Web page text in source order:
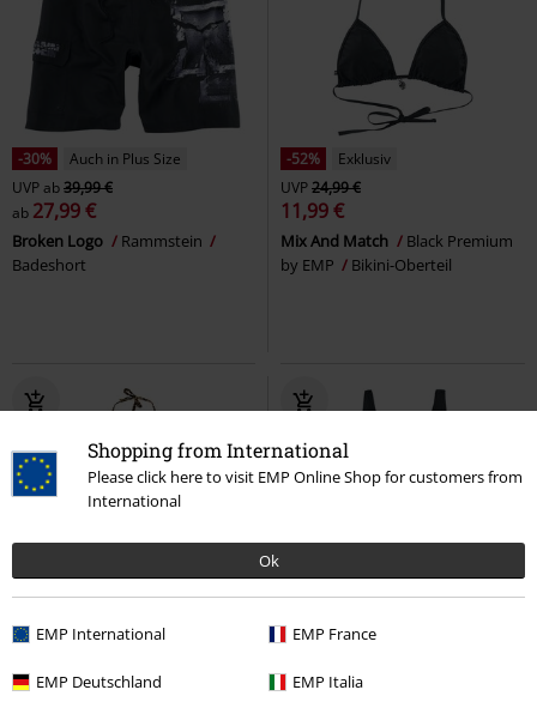
Shopping from International
Please click here to visit EMP Online Shop for customers from
International
Ok
EMP International EMP France
EMP Deutschland EMP Italia
-30%
Auch in Plus Size
UVPab39,99 €
ab 27,99 €
Broken Logo
Rammstein
Badeshort
-52%
Exklusiv
UVP24,99 €
11,99 €
Mix And Match
Black Premium
by EMP
Bikini-Oberteil
UVP29,90 €
Ladies Leo Bikini
UVPab 49,99 €
Badeanzug mit Schnürung